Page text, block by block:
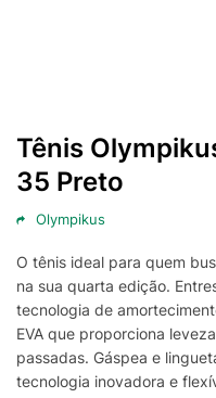
Tênis
35 Preto
Olympikus
O tênis ideal para quem
na sua quarta edição.
tecnologia de
EVA que proporciona
passadas. Gáspea e
tecnologia inovadora e